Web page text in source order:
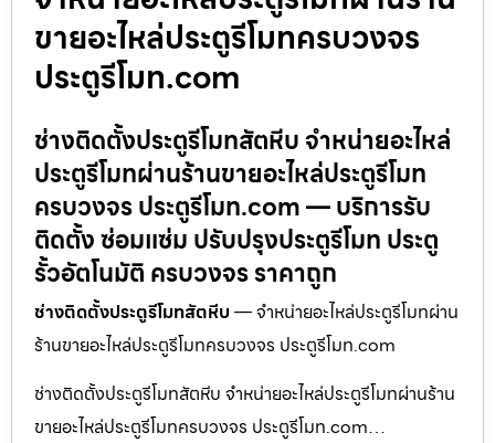
ขายอะไหล่ประตูรีโมทครบวงจร
ประตูรีโมท.com
ช่างติดตั้งประตูรีโมทสัตหีบ จำหน่ายอะไหล่
ประตูรีโมทผ่านร้านขายอะไหล่ประตูรีโมท
ครบวงจร ประตูรีโมท.com — บริการรับ
ติดตั้ง ซ่อมแซ่ม ปรับปรุงประตูรีโมท ประตู
รั้วอัตโนมัติ ครบวงจร ราคาถูก
ช่างติดตั้งประตูรีโมทสัตหีบ — จำหน่ายอะไหล่ประตูรีโมทผ่าน
ร้านขายอะไหล่ประตูรีโมทครบวงจร ประตูรีโมท.com
ช่างติดตั้งประตูรีโมทสัตหีบ จำหน่ายอะไหล่ประตูรีโมทผ่านร้าน
ขายอะไหล่ประตูรีโมทครบวงจร ประตูรีโมท.com…